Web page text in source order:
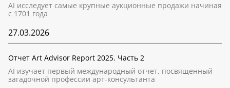
AI исследует самые крупные аукционные продажи начиная
с 1701 года
27.03.2026
Отчет Art Advisor Report 2025. Часть 2
AI изучает первый международный отчет, посвященный
загадочной профессии арт-консультанта